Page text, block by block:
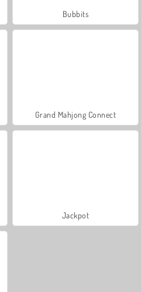
Bubbits
Grand Mahjong Connect
Jackpot